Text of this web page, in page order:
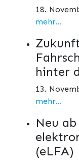
18.
mehr...
hinter
13.
mehr...
Neu
(eLFA)